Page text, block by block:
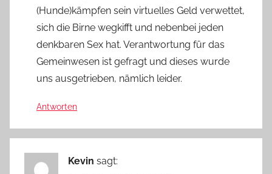
(Hunde)kämpfen sein virtuelles Geld verwettet,
sich die Birne wegkifft und nebenbei jeden
denkbaren Sex hat. Verantwortung für das
Gemeinwesen ist gefragt und dieses wurde
uns ausgetrieben, nämlich leider.
Antworten
Kevin sagt: